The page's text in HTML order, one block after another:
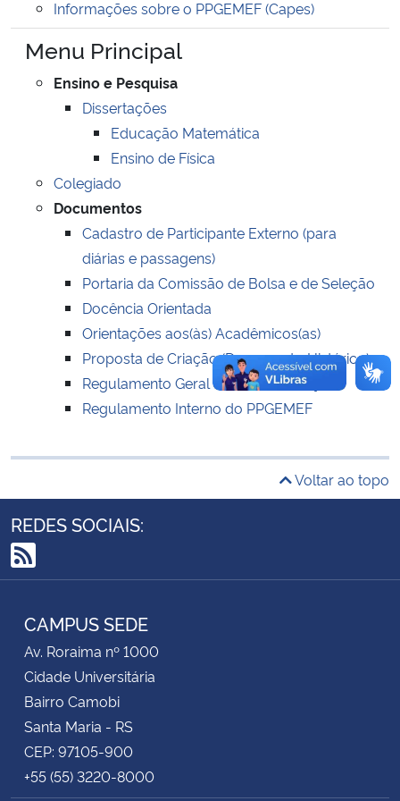
Ministério da Cidadania
Ministério da Saúde
Ministério de Minas e Energia
Ministério da Ciência, Tecnologia, Inovações e Comunicações
Ministério do Meio Ambiente
Ministério do Turismo
Controladoria-Geral da União
Ministério da Mulher, da Família e dos Direitos Humanos
Gabinete de Segurança Institucional
Advocacia-Geral da União
Banco Central do Brasil
Planalto
Informações sobre o PPGEMEF (Capes)
Menu Principal
Ensino e Pesquisa
Dissertações
Educação Matemática
Ensino de Física
Colegiado
Documentos
Cadastro de Participante Externo (para
diárias e passagens)
Portaria da Comissão de Bolsa e de Seleção
Docência Orientada
Orientações aos(às) Acadêmicos(as)
Proposta de Criação (Documento Histórico)
Regulamento Geral da Pós Graduação
Regulamento Interno do PPGEMEF
Voltar ao topo
REDES SOCIAIS:
RSS
CAMPUS SEDE
Av. Roraima nº 1000
Cidade Universitária
Bairro Camobi
Santa Maria - RS
CEP: 97105-900
+55 (55) 3220-8000